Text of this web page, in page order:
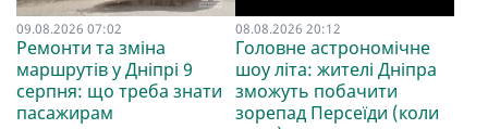
09.08.2026 07:02
Ремонти та зміна
маршрутів у Дніпрі 9
серпня: що треба знати
пасажирам
08.08.2026 20:12
Головне астрономічне
шоу літа: жителі Дніпра
зможуть побачити
зорепад Персеїди (коли